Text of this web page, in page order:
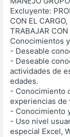
Excluyente:
CON EL
TRABAJAR CON
Conocimientos
- Deseable
- Deseable
actividades de
edades.
- Conocimiento
experiencias de
- Conocimiento
- Uso nivel
especial Excel,